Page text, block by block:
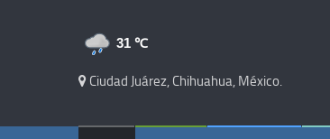
31 ℃
Ciudad Juárez, Chihuahua, México.